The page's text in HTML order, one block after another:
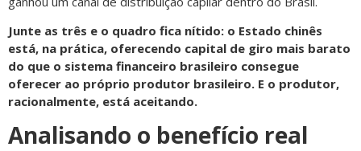
Junte as três e o quadro fica nítido: o Estado chinês
está, na prática, oferecendo capital de giro mais barato
do que o sistema financeiro brasileiro consegue
oferecer ao próprio produtor brasileiro. E o produtor,
racionalmente, está aceitando.
Analisando o benefício real